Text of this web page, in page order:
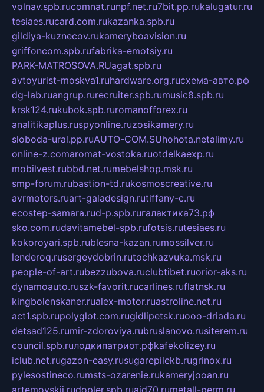
volnav.spb.rucomnat.runpf.net.ru7bit.pp.rukalugatur.ru
tesiaes.rucard.com.rukazanka.spb.ru
gildiya-kuznecov.rukameryboavision.ru
griffoncom.spb.rufabrika-emotsiy.ru
PARK-MATROSOVA.RUagat.spb.ru
avtoyurist-moskva1.ruhardware.org.ruсхема-авто.рф
dg-lab.ruangrup.rurecruiter.spb.rumusic8.spb.ru
krsk124.rukubok.spb.ruromanofforex.ru
analitikaplus.ruspyonline.ruzosikamery.ru
sloboda-ural.pp.ruAUTO-COM.SUhohota.netalimy.ru
online-z.comaromat-vostoka.ruotdelkaexp.ru
mobilvest.rubbd.net.rumebelshop.msk.ru
smp-forum.rubastion-td.rukosmoscreative.ru
avrmotors.ruart-galadesign.rutiffany-c.ru
ecostep-samara.rud-p.spb.ruгалактика73.рф
sko.com.rudavitamebel-spb.rufotsis.rutesiaes.ru
kokoroyari.spb.rublesna-kazan.rumossilver.ru
lenderoq.rusergeydobrin.rutochkazvuka.msk.ru
people-of-art.rubezzubova.ruclubtibet.ruorior-aks.ru
dynamoauto.ruszk-favorit.rucarlines.ruflatnsk.ru
kingbolenskaner.rualex-motor.ruastroline.net.ru
act1.spb.rupolyglot.com.rugidlipetsk.ruooo-driada.ru
detsad125.rumir-zdoroviya.rubruslanovo.rusiterem.ru
council.spb.ruлодкипатриот.рфkafekolizey.ru
iclub.net.rugazon-easy.rusugarepilekb.rugrinox.ru
pylesostineco.rumsts-ozarenie.rukameryjooan.ru